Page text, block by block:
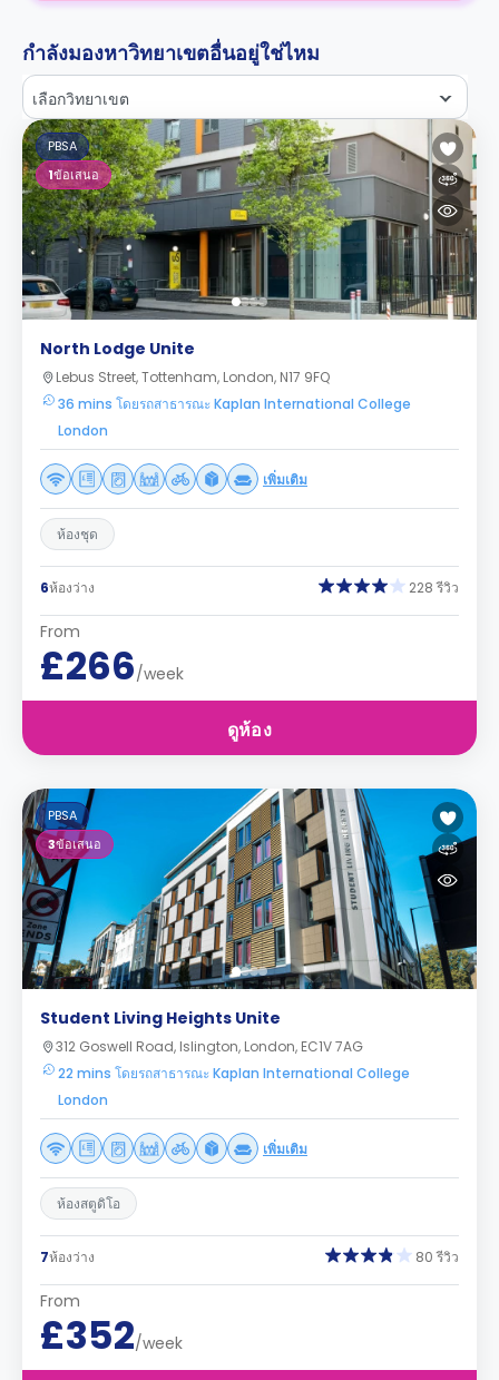
กำลังมองหาวิทยาเขตอื่นอยู่ใช่ไหม
เลือกวิทยาเขต
PBSA
1ข้อเสนอ
North Lodge Unite
Lebus Street, Tottenham, London, N17 9FQ
36 mins โดยรถสาธารณะ Kaplan International College
London
เพิ่มเติม
ห้องชุด
6ห้องว่าง 228 รีวิว
From
£266/week
ดูห้อง
PBSA
3ข้อเสนอ
Student Living Heights Unite
312 Goswell Road, Islington, London, EC1V 7AG
22 mins โดยรถสาธารณะ Kaplan International College
London
เพิ่มเติม
ห้องสตูดิโอ
7ห้องว่าง 80 รีวิว
From
£352/week